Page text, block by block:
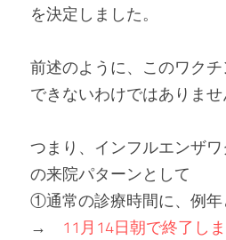
を決定しました。
前述のように、このワク
できないわけではありませ
つまり、インフルエンザ
の来院パターンとして
①通常の診療時間に、例
→ 11月14日朝で終了し